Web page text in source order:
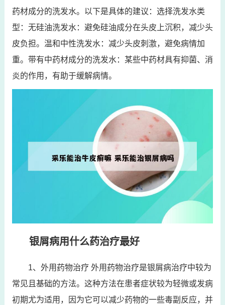
药材成分的洗发水。以下是具体的建议：选择洗发水类
型：无硅油洗发水：避免硅油成分在头皮上沉积，减少头
皮负担。温和中性洗发水：减少头皮刺激，避免病情加
重。带有中药材成分的洗发水：某些中药材具有抑菌、消
炎的作用，有助于缓解病情。
银屑病用什么药治疗最好
1、外用药物治疗 外用药物治疗是银屑病治疗中较为
常见且基础的方法。这种方法在患者症状较为轻微或发病
初期尤为适用，因为它可以减少药物的一些毒副反应，并